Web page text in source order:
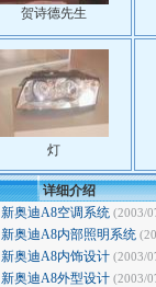
贺诗德先生
灯
详细介绍
新奥迪A8空调系统 (2003/
新奥迪A8内部照明系统
新奥迪A8内饰设计 (2003/
新奥迪A8外型设计 (2003/